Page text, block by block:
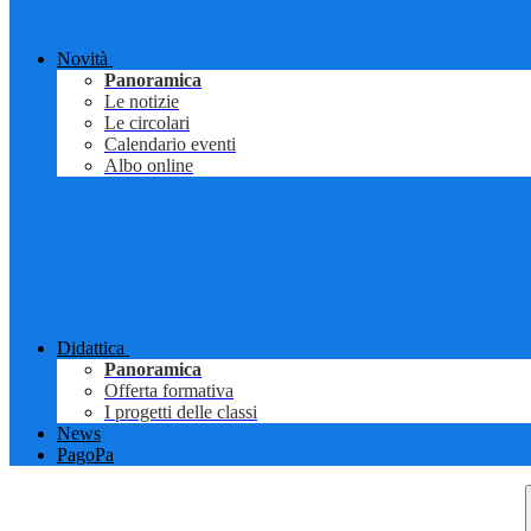
Novità
Panoramica
Le notizie
Le circolari
Calendario eventi
Albo online
Didattica
Panoramica
Offerta formativa
I progetti delle classi
News
PagoPa